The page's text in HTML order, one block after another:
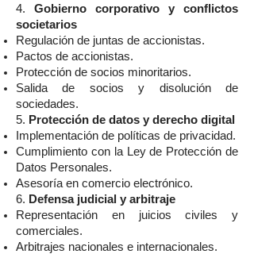
4. Gobierno corporativo y conflictos
societarios
Regulación de juntas de accionistas.
Pactos de accionistas.
Protección de socios minoritarios.
Salida de socios y disolución de
sociedades.
5. Protección de datos y derecho digital
Implementación de políticas de privacidad.
Cumplimiento con la Ley de Protección de
Datos Personales.
Asesoría en comercio electrónico.
6. Defensa judicial y arbitraje
Representación en juicios civiles y
comerciales.
Arbitrajes nacionales e internacionales.